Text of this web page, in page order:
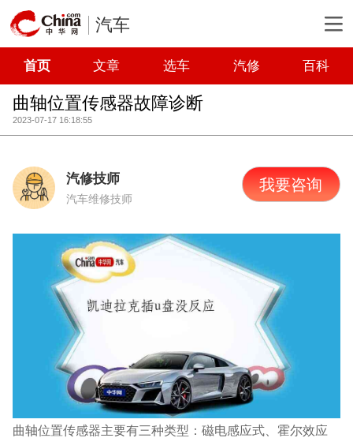
汽车
首页 文章 选车 汽修 百科
曲轴位置传感器故障诊断
2023-07-17 16:18:55
汽修技师
汽车维修技师
我要咨询
曲轴位置传感器主要有三种类型：磁电感应式、霍尔效应